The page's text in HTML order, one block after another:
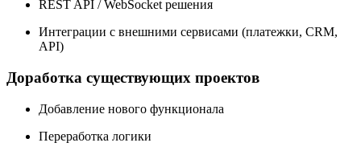
REST API / WebSocket решения
Интеграции с внешними сервисами (платежки, CRM,
API)
Доработка существующих проектов
Добавление нового функционала
Переработка логики